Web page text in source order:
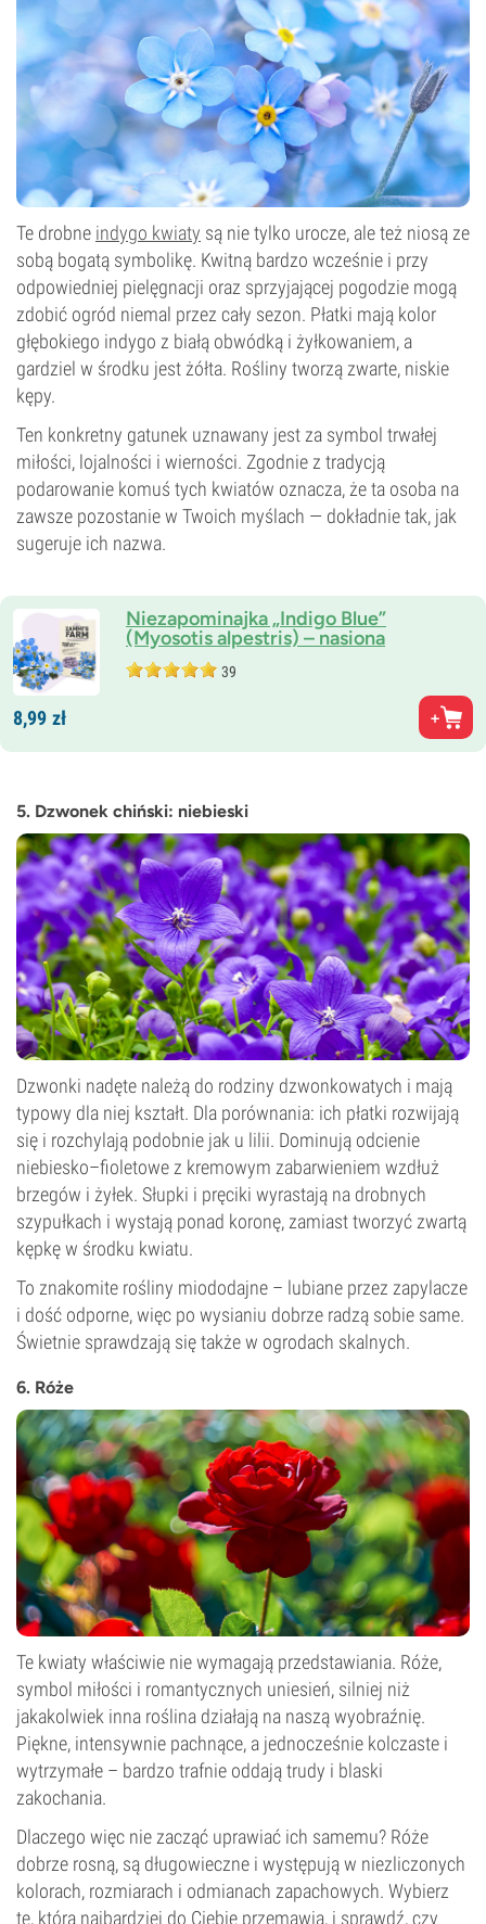
Te drobne indygo kwiaty są nie tylko urocze, ale też niosą ze
sobą bogatą symbolikę. Kwitną bardzo wcześnie i przy
odpowiedniej pielęgnacji oraz sprzyjającej pogodzie mogą
zdobić ogród niemal przez cały sezon. Płatki mają kolor
głębokiego indygo z białą obwódką i żyłkowaniem, a
gardziel w środku jest żółta. Rośliny tworzą zwarte, niskie
kępy.
Ten konkretny gatunek uznawany jest za symbol trwałej
miłości, lojalności i wierności. Zgodnie z tradycją
podarowanie komuś tych kwiatów oznacza, że ta osoba na
zawsze pozostanie w Twoich myślach — dokładnie tak, jak
sugeruje ich nazwa.
Niezapominajka „Indigo Blue”
(Myosotis alpestris) – nasiona
39
8,99 zł
5. Dzwonek chiński: niebieski
Dzwonki nadęte należą do rodziny dzwonkowatych i mają
typowy dla niej kształt. Dla porównania: ich płatki rozwijają
się i rozchylają podobnie jak u lilii. Dominują odcienie
niebiesko–fioletowe z kremowym zabarwieniem wzdłuż
brzegów i żyłek. Słupki i pręciki wyrastają na drobnych
szypułkach i wystają ponad koronę, zamiast tworzyć zwartą
kępkę w środku kwiatu.
To znakomite rośliny miododajne – lubiane przez zapylacze
i dość odporne, więc po wysianiu dobrze radzą sobie same.
Świetnie sprawdzają się także w ogrodach skalnych.
6. Róże
Te kwiaty właściwie nie wymagają przedstawiania. Róże,
symbol miłości i romantycznych uniesień, silniej niż
jakakolwiek inna roślina działają na naszą wyobraźnię.
Piękne, intensywnie pachnące, a jednocześnie kolczaste i
wytrzymałe – bardzo trafnie oddają trudy i blaski
zakochania.
Dlaczego więc nie zacząć uprawiać ich samemu? Róże
dobrze rosną, są długowieczne i występują w niezliczonych
kolorach, rozmiarach i odmianach zapachowych. Wybierz
tę, która najbardziej do Ciebie przemawia, i sprawdź, czy